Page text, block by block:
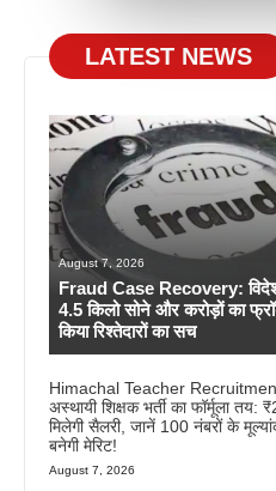
LATEST NEWS
August 7, 2026
Fraud Case Recovery:
4.5 किलो सोने और करोड़ों का
किया रिश्तेदारों का सच
Himachal Teacher
अस्थायी शिक्षक भर्ती का फॉर्मूला तय:
मिलेगी सैलरी, जानें 100 नंबरों के
बनेगी मेरिट!
August 7, 2026